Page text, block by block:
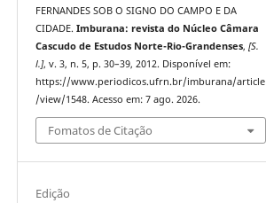
FERNANDES SOB O SIGNO DO CAMPO E DA
CIDADE.Imburana: revista do Núcleo Câmara
Cascudo de Estudos Norte-Rio-Grandenses,[S.
l.], v. 3, n. 5, p. 30–39, 2012. Disponível em:
https://www.periodicos.ufrn.br/imburana/article
/view/1548. Acesso em: 7 ago. 2026.
Fomatos de Citação
Edição